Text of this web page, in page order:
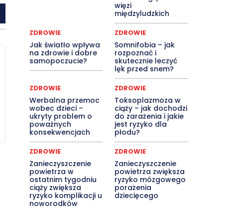
więzi
międzyludzkich
ZDROWIE
Jak światło wpływa
na zdrowie i dobre
samopoczucie?
ZDROWIE
Somnifobia – jak
rozpoznać i
skutecznie leczyć
lęk przed snem?
ZDROWIE
Werbalna przemoc
wobec dzieci –
ukryty problem o
poważnych
konsekwencjach
ZDROWIE
Toksoplazmoza w
ciąży – jak dochodzi
do zarażenia i jakie
jest ryzyko dla
płodu?
ZDROWIE
Zanieczyszczenie
powietrza w
ostatnim tygodniu
ciąży zwiększa
ryzyko komplikacji u
noworodków
ZDROWIE
Zanieczyszczenie
powietrza zwiększa
ryzyko mózgowego
porażenia
dziecięcego